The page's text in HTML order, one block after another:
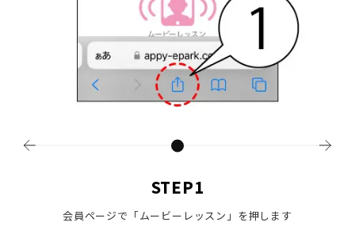
STEP1
会員ページで「ムービーレッスン」を押します